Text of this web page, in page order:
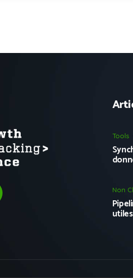
Tools
Non
utiles